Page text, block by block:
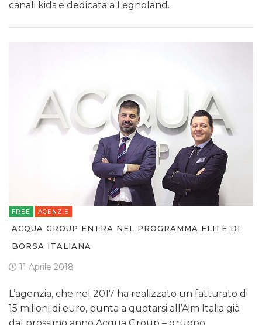
canali kids e dedicata a Legnoland.
FREE AGENZIE
ACQUA GROUP ENTRA NEL PROGRAMMA ELITE DI
BORSA ITALIANA
11 Aprile 2018
L’agenzia, che nel 2017 ha realizzato un fatturato di
15 milioni di euro, punta a quotarsi all’Aim Italia già
dal prossimo anno Acqua Group – gruppo